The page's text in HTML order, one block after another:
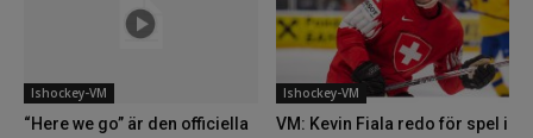
Ishockey-VM
“Here we go” är den officiella
Ishockey-VM
VM: Kevin Fiala redo för spel i